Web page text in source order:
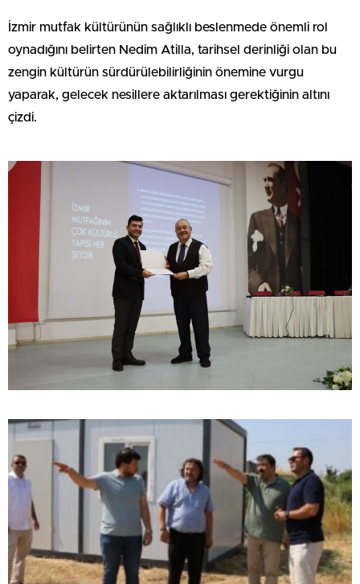
İzmir mutfak kültürünün sağlıklı beslenmede önemli rol
oynadığını belirten Nedim Atilla, tarihsel derinliği olan bu
zengin kültürün sürdürülebilirliğinin önemine vurgu
yaparak, gelecek nesillere aktarılması gerektiğinin altını
çizdi.